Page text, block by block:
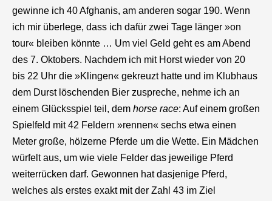
gewinne ich 40 Afghanis, am anderen sogar 190. Wenn
ich mir überlege, dass ich dafür zwei Tage länger »on
tour« bleiben könnte … Um viel Geld geht es am Abend
des 7. Oktobers. Nachdem ich mit Horst wieder von 20
bis 22 Uhr die »Klingen« gekreuzt hatte und im Klubhaus
dem Durst löschenden Bier zuspreche, nehme ich an
einem Glücksspiel teil, dem horse race: Auf einem großen
Spielfeld mit 42 Feldern »rennen« sechs etwa einen
Meter große, hölzerne Pferde um die Wette. Ein Mädchen
würfelt aus, um wie viele Felder das jeweilige Pferd
weiterrücken darf. Gewonnen hat dasjenige Pferd,
welches als erstes exakt mit der Zahl 43 im Ziel